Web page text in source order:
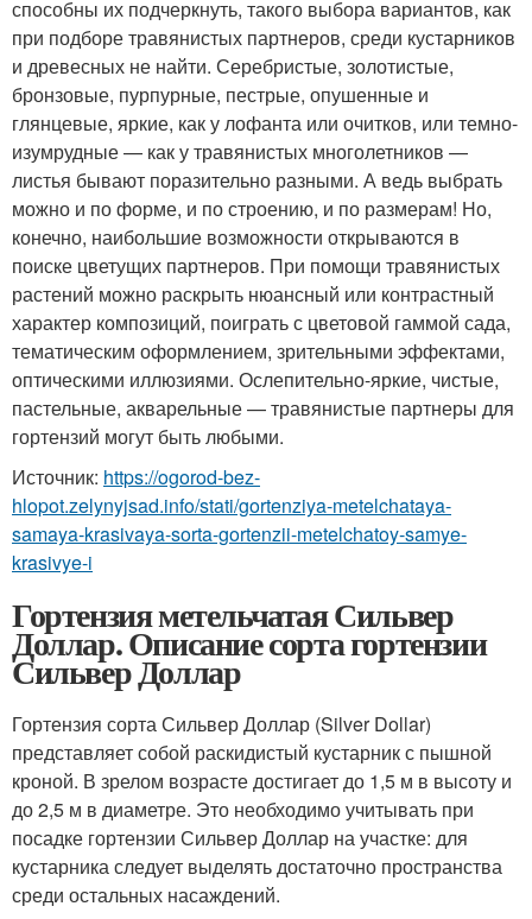
способны их подчеркнуть, такого выбора вариантов, как
при подборе травянистых партнеров, среди кустарников
и древесных не найти. Серебристые, золотистые,
бронзовые, пурпурные, пестрые, опушенные и
глянцевые, яркие, как у лофанта или очитков, или темно-
изумрудные — как у травянистых многолетников —
листья бывают поразительно разными. А ведь выбрать
можно и по форме, и по строению, и по размерам! Но,
конечно, наибольшие возможности открываются в
поиске цветущих партнеров. При помощи травянистых
растений можно раскрыть нюансный или контрастный
характер композиций, поиграть с цветовой гаммой сада,
тематическим оформлением, зрительными эффектами,
оптическими иллюзиями. Ослепительно-яркие, чистые,
пастельные, акварельные — травянистые партнеры для
гортензий могут быть любыми.
Источник: https://ogorod-bez-
hlopot.zelynyjsad.info/stati/gortenziya-metelchataya-
samaya-krasivaya-sorta-gortenzii-metelchatoy-samye-
krasivye-i
Гортензия метельчатая Сильвер
Доллар. Описание сорта гортензии
Сильвер Доллар
Гортензия сорта Сильвер Доллар (Silver Dollar)
представляет собой раскидистый кустарник с пышной
кроной. В зрелом возрасте достигает до 1,5 м в высоту и
до 2,5 м в диаметре. Это необходимо учитывать при
посадке гортензии Сильвер Доллар на участке: для
кустарника следует выделять достаточно пространства
среди остальных насаждений.